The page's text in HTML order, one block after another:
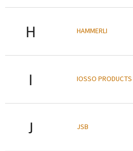
H HAMMERLI
I IOSSO PRODUCTS
J JSB